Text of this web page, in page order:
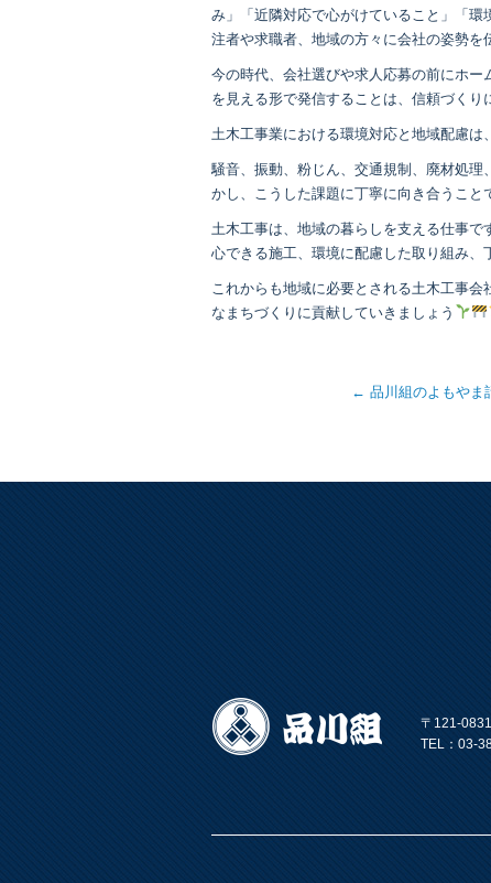
み」「近隣対応で心がけていること」「
注者や求職者、地域の方々に会社の姿勢を
今の時代、会社選びや求人応募の前にホ
を見える形で発信することは、信頼づくり
土木工事業における環境対応と地域配慮は
騒音、振動、粉じん、交通規制、廃材処
かし、こうした課題に丁寧に向き合うこと
土木工事は、地域の暮らしを支える仕事
心できる施工、環境に配慮した取り組み、
これからも地域に必要とされる土木工事
なまちづくりに貢献していきましょう
← 品川組のよもやま
〒121-
TEL：03-